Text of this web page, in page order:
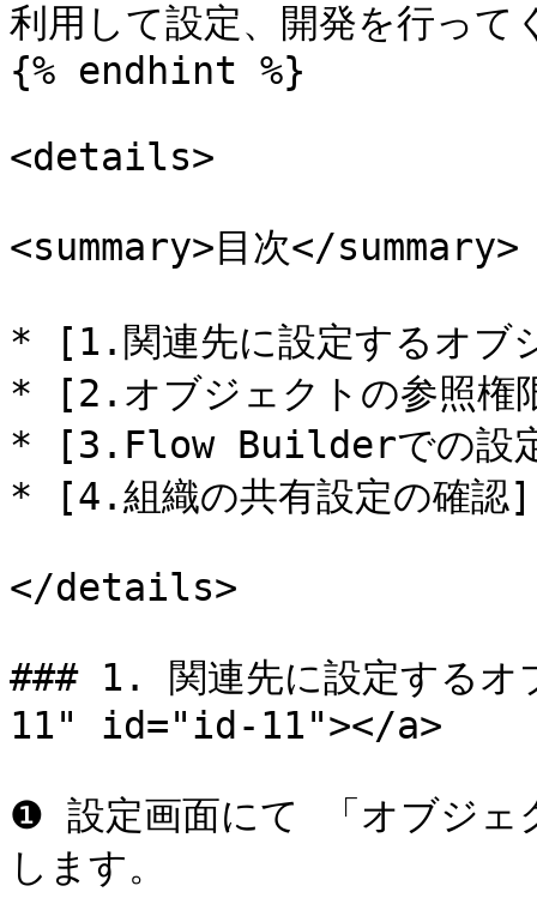
利用して設定、開発を行って
{% endhint %}
<details>
<summary>目次</summary>
* [1.関連先に設定するオ
* [2.オブジェクトの参照
* [3.Flow Builderでの設
* [4.組織の共有設定の確
</details>
### 1. 関連先に設定する
11" id="id-11"></a>
❶ 設定画面にて 「オブジェ
します。